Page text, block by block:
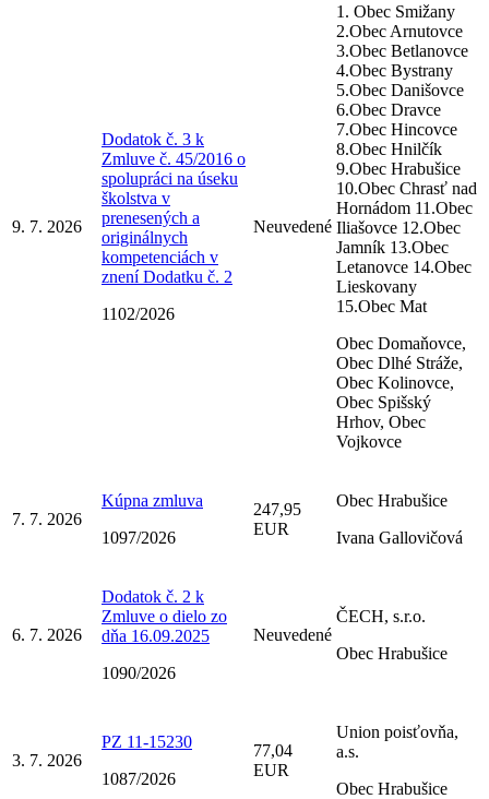
9. 7. 2026
Dodatok č. 3 k
Zmluve č. 45/2016 o
spolupráci na úseku
školstva v
prenesených a
originálnych
kompetenciách v
znení Dodatku č. 2
1102/2026
Neuvedené
1. Obec Smižany
2.Obec Arnutovce
3.Obec Betlanovce
4.Obec Bystrany
5.Obec Danišovce
6.Obec Dravce
7.Obec Hincovce
8.Obec Hnilčík
9.Obec Hrabušice
10.Obec Chrasť nad
Hornádom 11.Obec
Iliašovce 12.Obec
Jamník 13.Obec
Letanovce 14.Obec
Lieskovany
15.Obec Mat
Obec Domaňovce,
Obec Dlhé Stráže,
Obec Kolinovce,
Obec Spišský
Hrhov, Obec
Vojkovce
7. 7. 2026
Kúpna zmluva
1097/2026
247,95
EUR
Obec Hrabušice
Ivana Gallovičová
6. 7. 2026
Dodatok č. 2 k
Zmluve o dielo zo
dňa 16.09.2025
1090/2026
Neuvedené
ČECH, s.r.o.
Obec Hrabušice
3. 7. 2026
PZ 11-15230
1087/2026
77,04
EUR
Union poisťovňa,
a.s.
Obec Hrabušice